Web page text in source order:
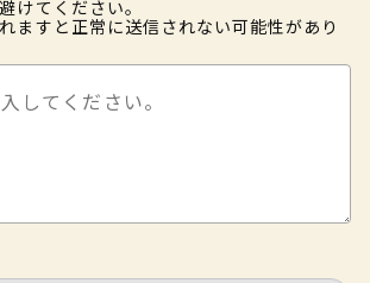
けてください。
ますと正常に送信されない可能性があり